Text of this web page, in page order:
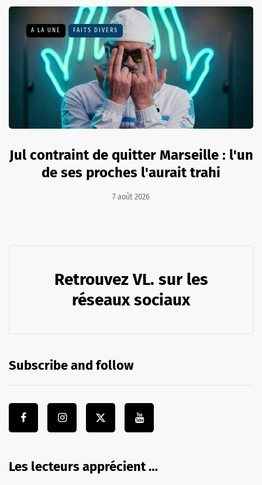
A LA UNE FAITS DIVERS
Jul contraint de quitter Marseille : l'un
de ses proches l'aurait trahi
7 août 2026
Retrouvez VL. sur les
réseaux sociaux
Subscribe and follow
Les lecteurs apprécient …